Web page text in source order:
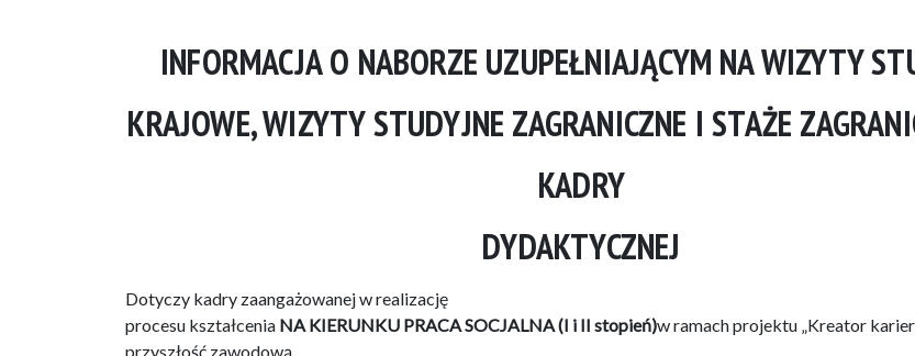
INFORMACJA O NABORZE UZUPEŁNIAJĄCYM NA WIZYTY
KRAJOWE, WIZYTY STUDYJNE ZAGRANICZNE I STAŻE
KADRY
DYDAKTYCZNEJ
Dotyczy kadry zaangażowanej w realizację
procesu kształcenia NA KIERUNKU PRACA SOCJALNA (I i II stopień)w ramach projektu „Kreator
przyszłość zawodową